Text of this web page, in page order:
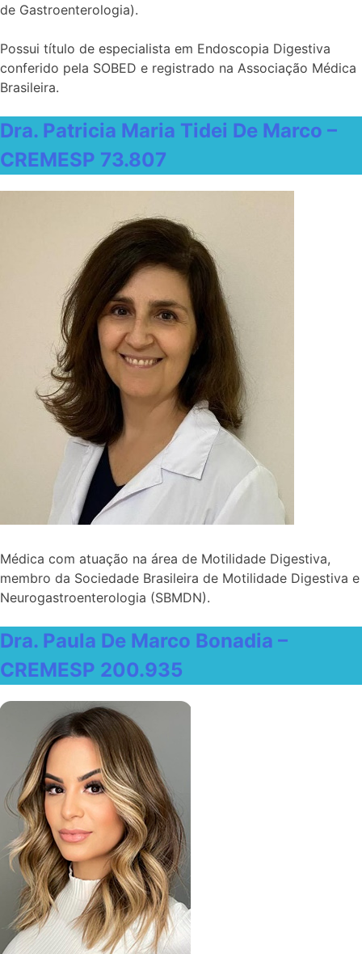
de Gastroenterologia).
Possui título de especialista em Endoscopia Digestiva
conferido pela SOBED e registrado na Associação Médica
Brasileira.
Dra. Patricia Maria Tidei De Marco –
CREMESP 73.807
Médica com atuação na área de Motilidade Digestiva,
membro da Sociedade Brasileira de Motilidade Digestiva e
Neurogastroenterologia (SBMDN).
Dra. Paula De Marco Bonadia –
CREMESP 200.935